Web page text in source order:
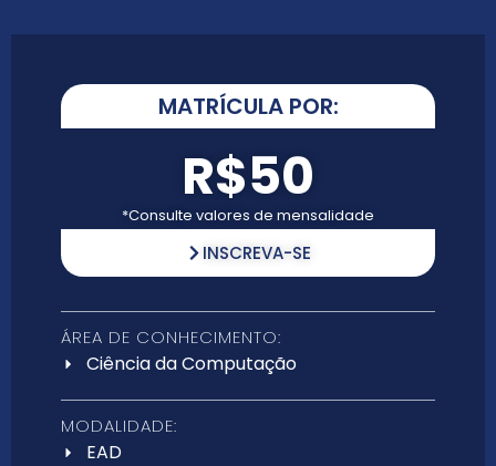
MATRÍCULA POR:
R$50
*Consulte valores de mensalidade
INSCREVA-SE
ÁREA DE CONHECIMENTO:
Ciência da Computação
MODALIDADE:
EAD